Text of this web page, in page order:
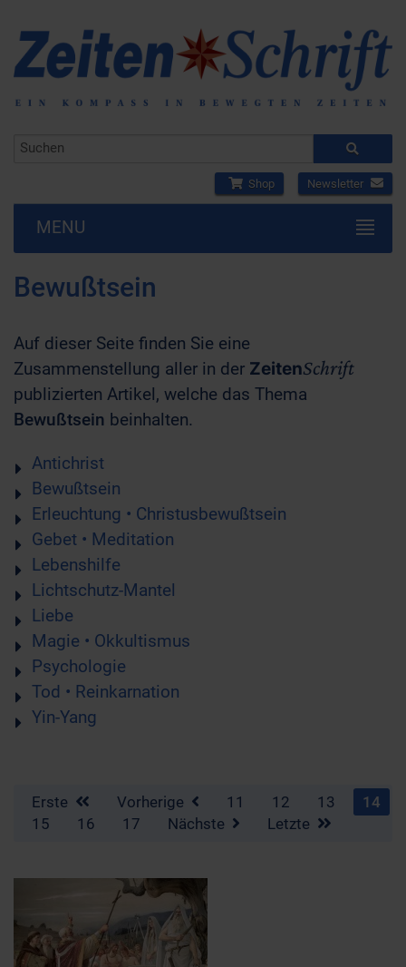
Shop Newsletter
MENU
Bewußtsein
Auf dieser Seite finden Sie eine
Zusammenstellung aller in der ZeitenSchrift
publizierten Artikel, welche das Thema
Bewußtsein beinhalten.
Antichrist
Bewußtsein
Erleuchtung • Christusbewußtsein
Gebet • Meditation
Lebenshilfe
Lichtschutz-Mantel
Liebe
Magie • Okkultismus
Psychologie
Tod • Reinkarnation
Yin-Yang
Erste Vorherige 11 12 13
14
15
16 17 Nächste Letzte